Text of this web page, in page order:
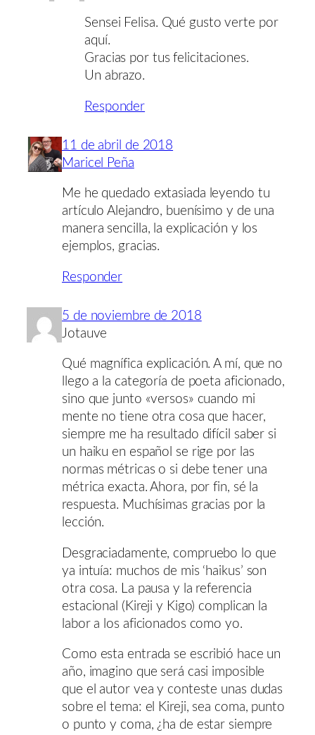
Sensei Felisa. Qué gusto verte por
aquí.
Gracias por tus felicitaciones.
Un abrazo.
Responder
11 de abril de 2018
Maricel Peña
Me he quedado extasiada leyendo tu
artículo Alejandro, buenísimo y de una
manera sencilla, la explicación y los
ejemplos, gracias.
Responder
5 de noviembre de 2018
Jotauve
Qué magnífica explicación. A mí, que no
llego a la categoría de poeta aficionado,
sino que junto «versos» cuando mi
mente no tiene otra cosa que hacer,
siempre me ha resultado difícil saber si
un haiku en español se rige por las
normas métricas o si debe tener una
métrica exacta. Ahora, por fin, sé la
respuesta. Muchísimas gracias por la
lección.
Desgraciadamente, compruebo lo que
ya intuía: muchos de mis ‘haikus’ son
otra cosa. La pausa y la referencia
estacional (Kireji y Kigo) complican la
labor a los aficionados como yo.
Como esta entrada se escribió hace un
año, imagino que será casi imposible
que el autor vea y conteste unas dudas
sobre el tema: el Kireji, sea coma, punto
o punto y coma, ¿ha de estar siempre